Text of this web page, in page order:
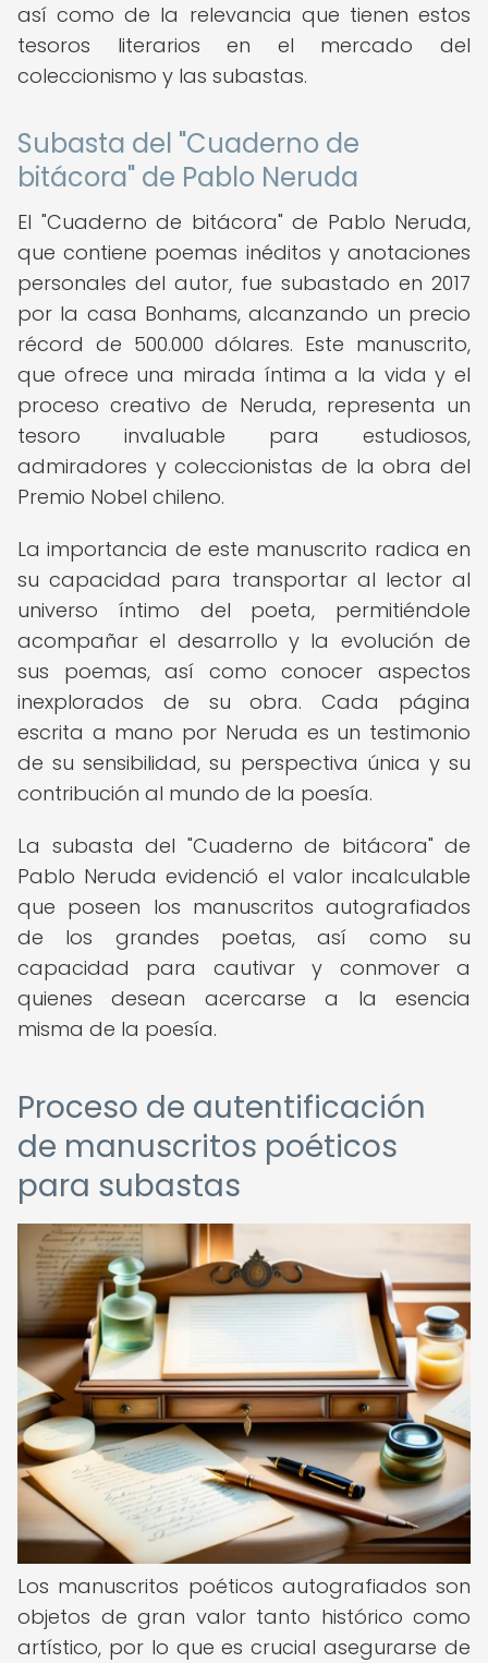
así como de la relevancia que tienen estos
tesoros literarios en el mercado del
coleccionismo y las subastas.
Subasta del "Cuaderno de
bitácora" de Pablo Neruda
El "Cuaderno de bitácora" de Pablo Neruda,
que contiene poemas inéditos y anotaciones
personales del autor, fue subastado en 2017
por la casa Bonhams, alcanzando un precio
récord de 500.000 dólares. Este manuscrito,
que ofrece una mirada íntima a la vida y el
proceso creativo de Neruda, representa un
tesoro invaluable para estudiosos,
admiradores y coleccionistas de la obra del
Premio Nobel chileno.
La importancia de este manuscrito radica en
su capacidad para transportar al lector al
universo íntimo del poeta, permitiéndole
acompañar el desarrollo y la evolución de
sus poemas, así como conocer aspectos
inexplorados de su obra. Cada página
escrita a mano por Neruda es un testimonio
de su sensibilidad, su perspectiva única y su
contribución al mundo de la poesía.
La subasta del "Cuaderno de bitácora" de
Pablo Neruda evidenció el valor incalculable
que poseen los manuscritos autografiados
de los grandes poetas, así como su
capacidad para cautivar y conmover a
quienes desean acercarse a la esencia
misma de la poesía.
Proceso de autentificación
de manuscritos poéticos
para subastas
Los manuscritos poéticos autografiados son
objetos de gran valor tanto histórico como
artístico, por lo que es crucial asegurarse de